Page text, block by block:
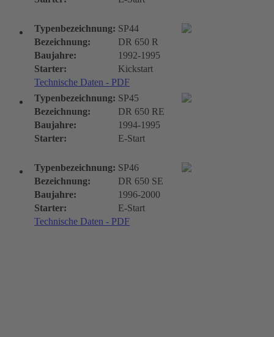
Typenbezeichnung: SP44
Bezeichnung:
DR 650 R
Baujahre:
1992-1995
Starter:
Kickstart
Technische Daten - PDF
Typenbezeichnung: SP45
Bezeichnung:
DR 650 RE
Baujahre:
1994-1995
Starter:
E-Start
Typenbezeichnung: SP46
Bezeichnung:
DR 650 SE
Baujahre:
1996-2000
Starter:
E-Start
Technische Daten - PDF